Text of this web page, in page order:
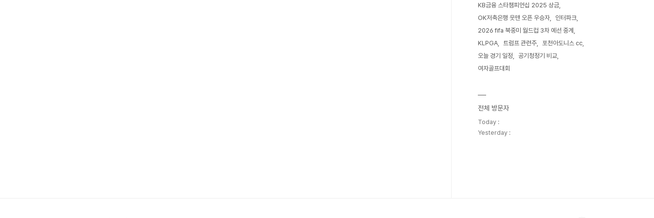
KB금융 스타챔피언십 2025 상금
OK저축은행 읏맨 오픈 우승자
인터파크
2026 fifa 북중미 월드컵 3차 예선 중계
KLPGA
트럼프 관련주
포천아도니스 cc
오늘 경기 일정
공기청정기 비교
여자골프대회
전체 방문자
Today :
Yesterday :